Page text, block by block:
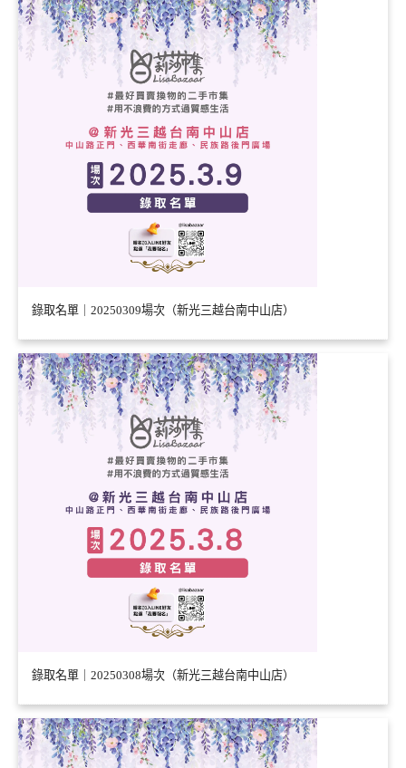
錄取名單｜20250309場次（新光三越台南中山店）
錄取名單｜20250308場次（新光三越台南中山店）